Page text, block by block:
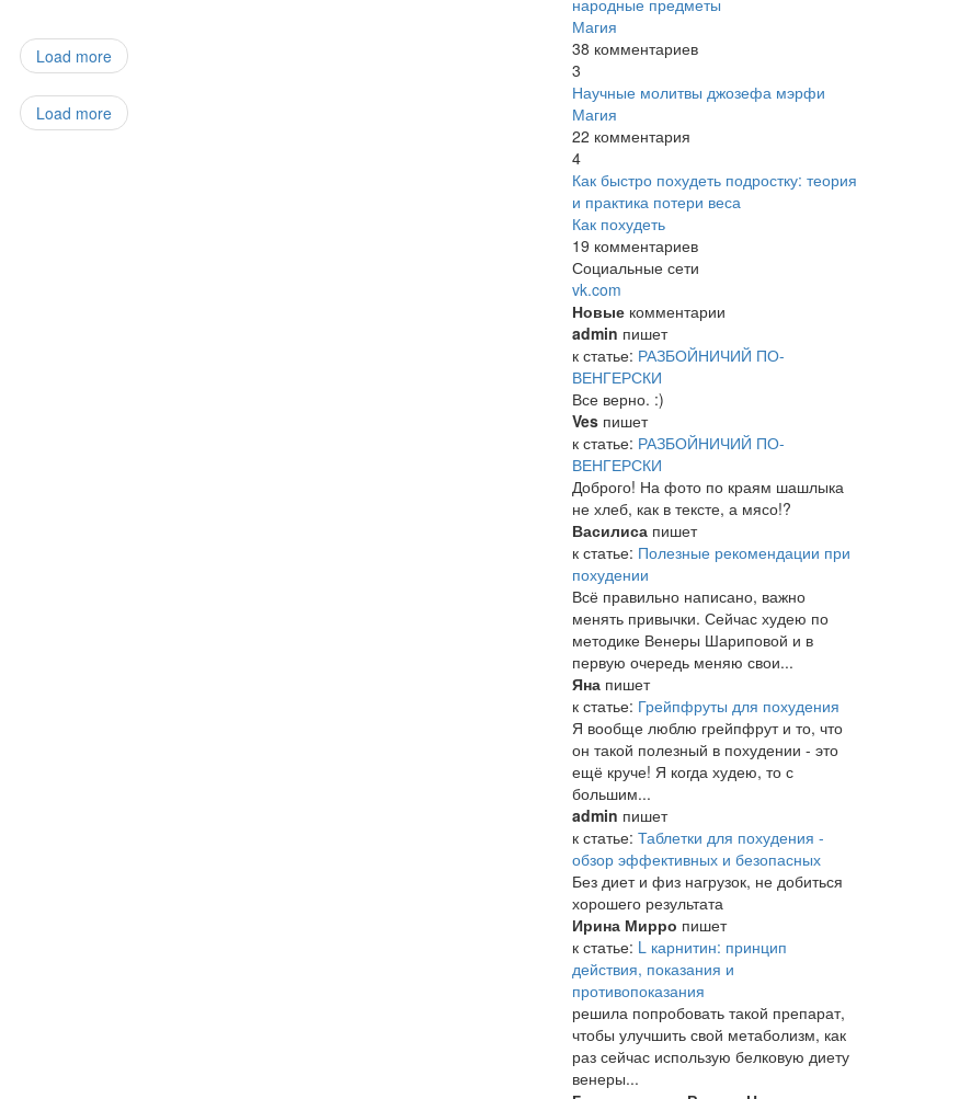
Load more
Load more
народные предметы
Магия
38 комментариев
3
Научные молитвы джозефа мэрфи
Магия
22 комментария
4
Как быстро похудеть подростку: теория
и практика потери веса
Как похудеть
19 комментариев
Социальные сети
vk.com
Новыекомментарии
admin пишет
к статье: РАЗБОЙНИЧИЙ ПО-
ВЕНГЕРСКИ
Все верно. :)
Vesпишет
к статье: РАЗБОЙНИЧИЙ ПО-
ВЕНГЕРСКИ
Доброго! На фото по краям шашлыка
не хлеб, как в тексте, а мясо!?
Василисапишет
к статье: Полезные рекомендации при
похудении
Всё правильно написано, важно
менять привычки. Сейчас худею по
методике Венеры Шариповой и в
первую очередь меняю свои...
Янапишет
к статье: Грейпфруты для похудения
Я вообще люблю грейпфрут и то, что
он такой полезный в похудении - это
ещё круче! Я когда худею, то с
большим...
admin пишет
к статье: Таблетки для похудения -
обзор эффективных и безопасных
Без диет и физ нагрузок, не добиться
хорошего результата
Ирина Мирро пишет
к статье: L карнитин: принцип
действия, показания и
противопоказания
решила попробовать такой препарат,
чтобы улучшить свой метаболизм, как
раз сейчас использую белковую диету
венеры...